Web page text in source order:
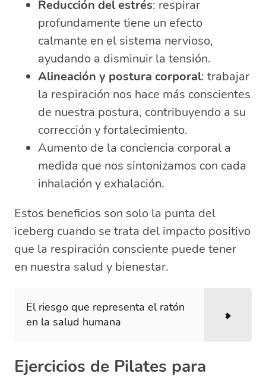
Reducción del estrés: respirar
profundamente tiene un efecto
calmante en el sistema nervioso,
ayudando a disminuir la tensión.
Alineación y postura corporal: trabajar
la respiración nos hace más conscientes
de nuestra postura, contribuyendo a su
corrección y fortalecimiento.
Aumento de la conciencia corporal a
medida que nos sintonizamos con cada
inhalación y exhalación.
Estos beneficios son solo la punta del
iceberg cuando se trata del impacto positivo
que la respiración consciente puede tener
en nuestra salud y bienestar.
El riesgo que representa el ratón
en la salud humana
Ejercicios de Pilates para